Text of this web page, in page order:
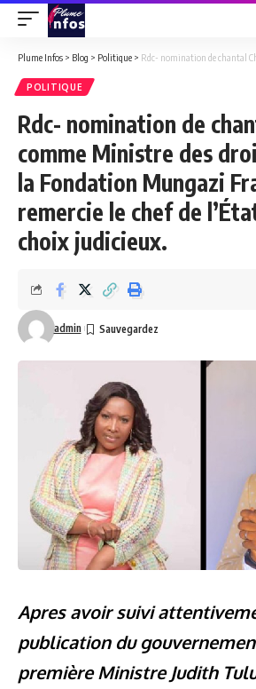
Plume Infos > Blog > Politique > Rdc- nomination de chantal Chambu comme Ministre des droits humains :
POLITIQUE
Rdc- nomination de
comme Ministre des
la Fondation Mungazi
remercie le chef de
choix judicieux.
admin
Apres avoir suivi
publication du
première Ministre Judith